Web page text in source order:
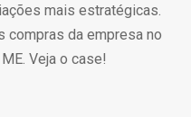
mais estratégicas.
compras da empresa no
Veja o case!